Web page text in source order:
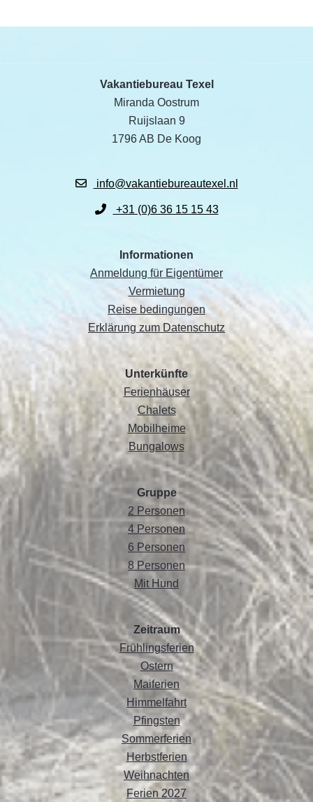
Vakantiebureau Texel
Miranda Oostrum
Ruijslaan 9
1796 AB De Koog
info@vakantiebureautexel.nl
+31 (0)6 36 15 15 43
Informationen
Anmeldung für Eigentümer
Vermietung
Reise bedingungen
Erklärung zum Datenschutz
Unterkünfte
Ferienhäuser
Chalets
Mobilheime
Bungalows
Gruppe
2 Personen
4 Personen
6 Personen
8 Personen
Mit Hund
Zeitraum
Frühlingsferien
Ostern
Maiferien
Himmelfahrt
Pfingsten
Sommerferien
Herbstferien
Weihnachten
Ferien 2027